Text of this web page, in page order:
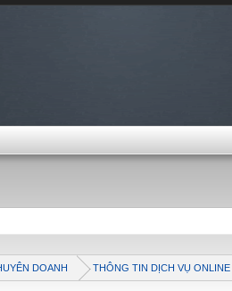
DOANH THÔNG TIN DỊCH VỤ ONLINE